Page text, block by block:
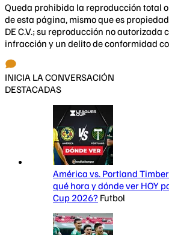
Queda prohibida la reproducción total
de esta página, mismo que es propiedad
DE C.V.; su reproducción no autorizada
infracción y un delito de conformidad
INICIA LA CONVERSACIÓN
DESTACADAS
América vs. Portland
qué hora y dónde ver HOY
Cup 2026? Futbol